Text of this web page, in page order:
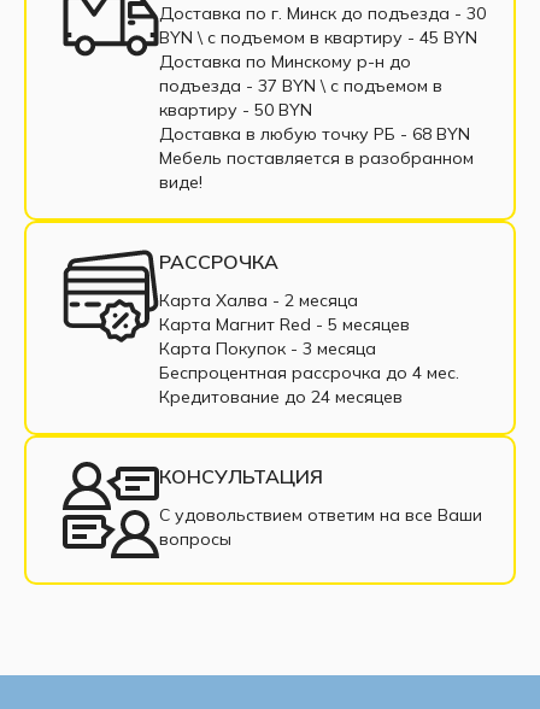
Доставка по г. Минск до подъезда - 30
BYN \ c подъемом в квартиру - 45 BYN
Доставка по Минскому р-н до
подъезда - 37 BYN \ c подъемом в
квартиру - 50 BYN
Доставка в любую точку РБ - 68 BYN
Мебель поставляется в разобранном
виде!
РАССРОЧКА
Карта Халва - 2 месяца
Карта Магнит Red - 5 месяцев
Карта Покупок - 3 месяца
Беспроцентная рассрочка до 4 мес.
Кредитование до 24 месяцев
КОНСУЛЬТАЦИЯ
С удовольствием ответим на все Ваши
вопросы